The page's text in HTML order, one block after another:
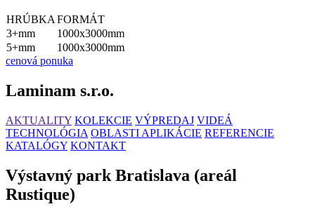
HRÚBKA FORMÁT
3+mm
1000x3000mm
5+mm
1000x3000mm
cenová ponuka
Laminam s.r.o.
AKTUALITY KOLEKCIE VÝPREDAJ VIDEÁ
TECHNOLÓGIA OBLASTI APLIKÁCIE REFERENCIE
KATALÓGY KONTAKT
Výstavný park Bratislava (areál
Rustique)